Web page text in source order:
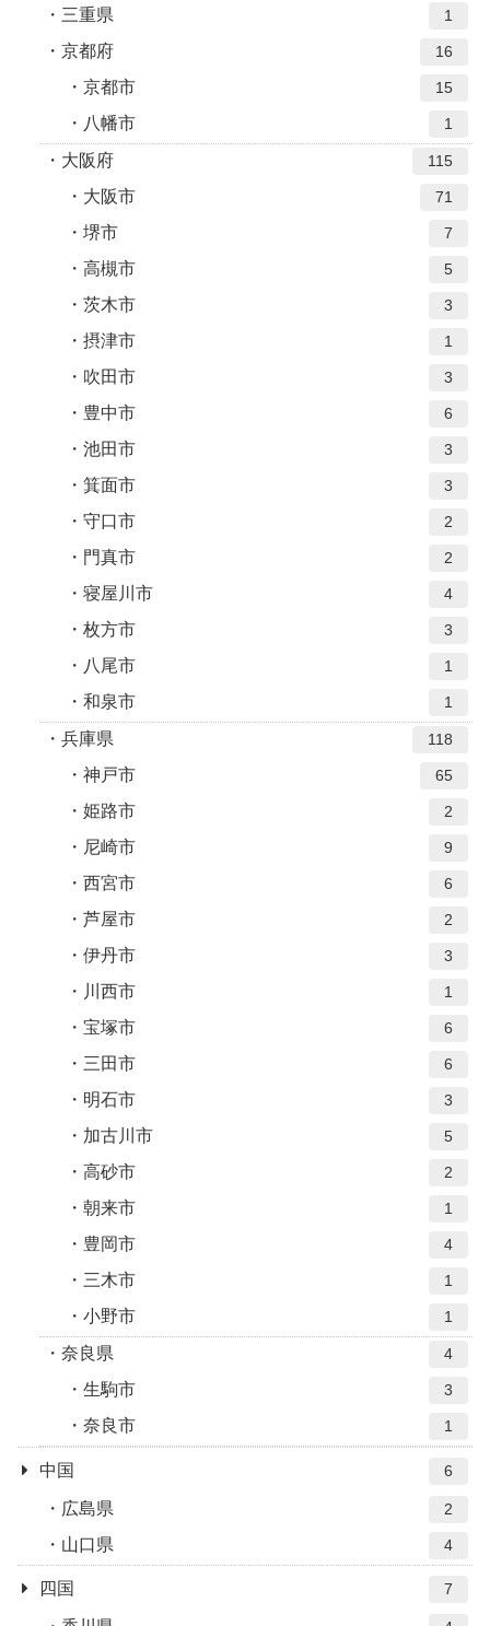
三重県 1
京都府 16
京都市 15
八幡市 1
大阪府 115
大阪市 71
堺市 7
高槻市 5
茨木市 3
摂津市 1
吹田市 3
豊中市 6
池田市 3
箕面市 3
守口市 2
門真市 2
寝屋川市 4
枚方市 3
八尾市 1
和泉市 1
兵庫県 118
神戸市 65
姫路市 2
尼崎市 9
西宮市 6
芦屋市 2
伊丹市 3
川西市 1
宝塚市 6
三田市 6
明石市 3
加古川市 5
高砂市 2
朝来市 1
豊岡市 4
三木市 1
小野市 1
奈良県 4
生駒市 3
奈良市 1
中国 6
広島県 2
山口県 4
四国 7